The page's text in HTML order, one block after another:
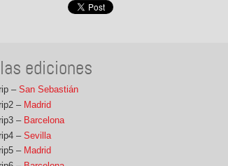
ediciones
–San Sebastián
– Madrid
– Barcelona
–Sevilla
– Madrid